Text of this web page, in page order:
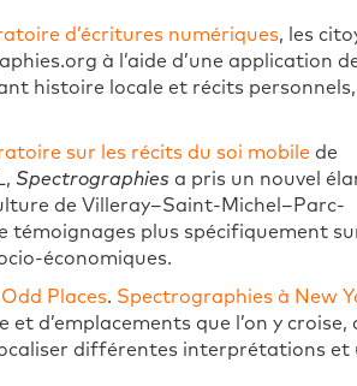
d’écritures numériques, les
à l’aide d’une application
histoire locale et récits
sur les récits du soi mobile de
Spectrographies a pris un nouvel
de Villeray–Saint-Michel–Parc-
témoignages plus spécifiquement
économiques.
Places. Spectrographies à New
d’emplacements que l’on y croise,
différentes interprétations et